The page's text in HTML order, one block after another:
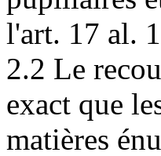
l'art. 17 al.
2.2 Le
exact que
matières